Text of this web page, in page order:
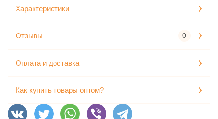
Характеристики
Отзывы 0
Оплата и доставка
Как купить товары оптом?